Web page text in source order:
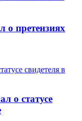
о претензиях
о статусе